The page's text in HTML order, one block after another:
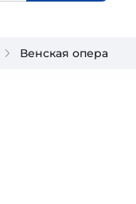
Венская опера